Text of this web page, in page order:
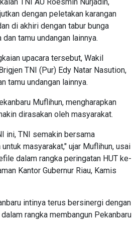
dengan peletakan karangan
di akhiri dengan tabur bunga
tamu undangan lainnya.
upacara tersebut, Wakil
TNI (Pur) Edy Natar Nasution,
tamu undangan lainnya.
Muflihun, mengharapkan
dirasakan oleh masyarakat.
ini, TNI semakin bersama
masyarakat," ujar Muflihun, usai
dalam rangka peringatan HUT ke-
Kantor Gubernur Riau, Kamis
intinya terus bersinergi dengan
rangka membangun Pekanbaru